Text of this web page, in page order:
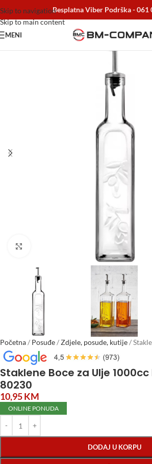
Skip to navigation
Skip to main content
Besplatna Viber Podrška -061
MENI
Početna/ Posuđe/Zdjele, posude, kutije/
Pasabahce 80230
Staklene Boce za Ulje
80230
10,95KM
ONLINE PONUDA
DODAJ U KORPU